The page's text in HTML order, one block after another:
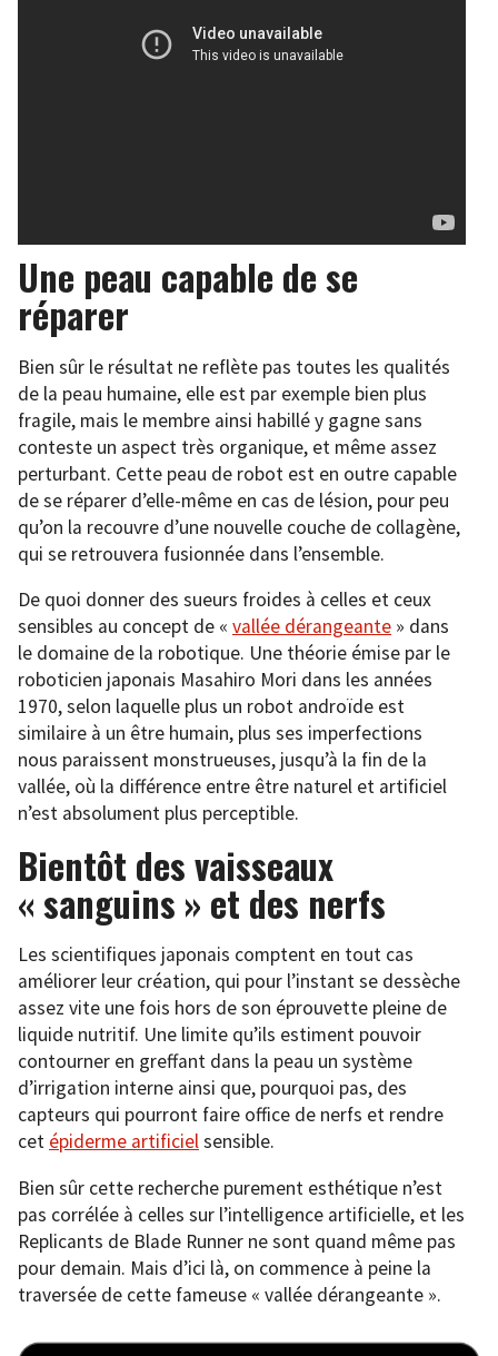
Une peau capable de se
réparer
Bien sûr le résultat ne reflète pas toutes les qualités
de la peau humaine, elle est par exemple bien plus
fragile, mais le membre ainsi habillé y gagne sans
conteste un aspect très organique, et même assez
perturbant. Cette peau de robot est en outre capable
de se réparer d’elle-même en cas de lésion, pour peu
qu’on la recouvre d’une nouvelle couche de collagène,
qui se retrouvera fusionnée dans l’ensemble.
De quoi donner des sueurs froides à celles et ceux
sensibles au concept de « vallée dérangeante » dans
le domaine de la robotique. Une théorie émise par le
roboticien japonais Masahiro Mori dans les années
1970, selon laquelle plus un robot androïde est
similaire à un être humain, plus ses imperfections
nous paraissent monstrueuses, jusqu’à la fin de la
vallée, où la différence entre être naturel et artificiel
n’est absolument plus perceptible.
Bientôt des vaisseaux
« sanguins » et des nerfs
Les scientifiques japonais comptent en tout cas
améliorer leur création, qui pour l’instant se dessèche
assez vite une fois hors de son éprouvette pleine de
liquide nutritif. Une limite qu’ils estiment pouvoir
contourner en greffant dans la peau un système
d’irrigation interne ainsi que, pourquoi pas, des
capteurs qui pourront faire office de nerfs et rendre
cet épiderme artificielsensible.
Bien sûr cette recherche purement esthétique n’est
pas corrélée à celles sur l’intelligence artificielle, et les
Replicants de Blade Runner ne sont quand même pas
pour demain. Mais d’ici là, on commence à peine la
traversée de cette fameuse « vallée dérangeante ».